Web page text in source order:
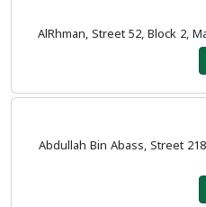
AlRhman, Street 52, Block 2,
Abdullah Bin Abass, Street